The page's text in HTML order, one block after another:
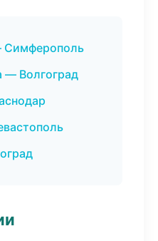
— Волгоград